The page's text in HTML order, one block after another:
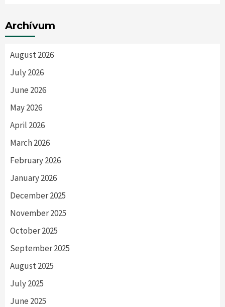
Archívum
August 2026
July 2026
June 2026
May 2026
April 2026
March 2026
February 2026
January 2026
December 2025
November 2025
October 2025
September 2025
August 2025
July 2025
June 2025